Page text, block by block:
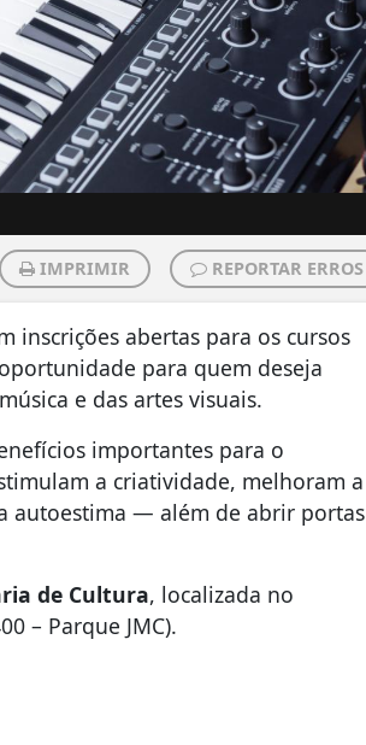
IMPRIMIR REPORTAR ERROS
inscrições abertas para os cursos
para quem deseja
e das artes visuais.
importantes para o
a criatividade, melhoram a
autoestima — além de abrir portas
de Cultura, localizada no
– Parque JMC).